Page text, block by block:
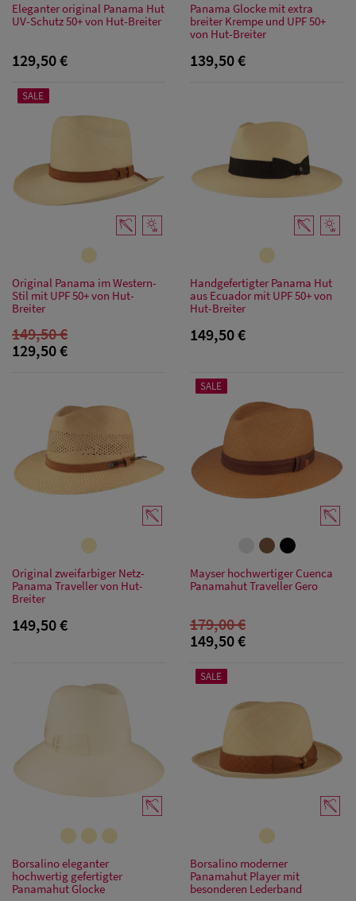
Sonnenschilder
Damen
Snapback Caps
Damen Caps
Großgrößen
(63-65 cm)
Eleganter original Panama Hut
UV-Schutz 50+ von Hut-Breiter
129,50 €
Panama Glocke mit extra
breiter Krempe und UPF 50+
von Hut-Breiter
139,50 €
SALE
Original Panama im Western-
Stil mit UPF 50+ von Hut-
Breiter
149,50 €
129,50 €
Handgefertigter Panama Hut
aus Ecuador mit UPF 50+ von
Hut-Breiter
149,50 €
Original zweifarbiger Netz-
Panama Traveller von Hut-
Breiter
149,50 €
SALE
Mayser hochwertiger Cuenca
Panamahut Traveller Gero
179,00 €
149,50 €
Borsalino eleganter
hochwertig gefertigter
Panamahut Glocke
SALE
Borsalino moderner
Panamahut Player mit
besonderen Lederband